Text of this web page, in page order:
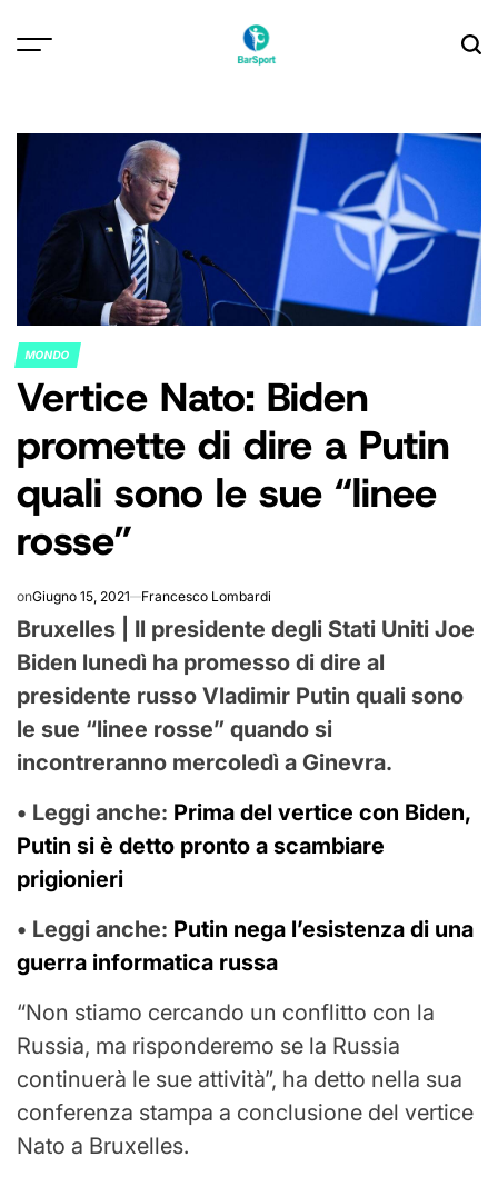
POSTED
IN
MONDO
Vertice Nato: Biden
promette di dire a Putin
quali sono le sue “linee
rosse”
onGiugno 15, 2021 Francesco Lombardi
Bruxelles | Il presidente degli Stati Uniti Joe
Biden lunedì ha promesso di dire al
presidente russo Vladimir Putin quali sono
le sue “linee rosse” quando si
incontreranno mercoledì a Ginevra.
• Leggi anche: Prima del vertice con Biden,
Putin si è detto pronto a scambiare
prigionieri
• Leggi anche: Putin nega l’esistenza di una
guerra informatica russa
“Non stiamo cercando un conflitto con la
Russia, ma risponderemo se la Russia
continuerà le sue attività”, ha detto nella sua
conferenza stampa a conclusione del vertice
Nato a Bruxelles.